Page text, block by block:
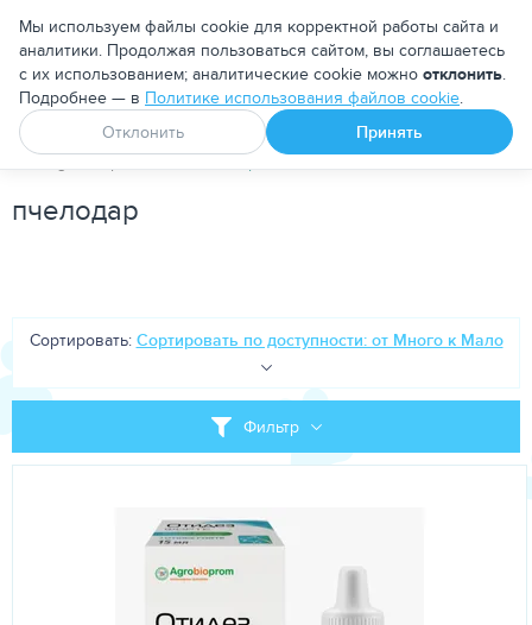
Москва
Апоквел Ветмедин От блох и клещей
PetDog Бренд пчелодар
пчелодар
Фильтр
Сортировать: Сортировать по доступности: от Много к Мало
Мы используем файлы cookie для корректной работы сайта и
аналитики. Продолжая пользоваться сайтом, вы соглашаетесь
с их использованием; аналитические cookie можно отклонить.
Подробнее — в Политике использования файлов cookie.
Отклонить
Принять